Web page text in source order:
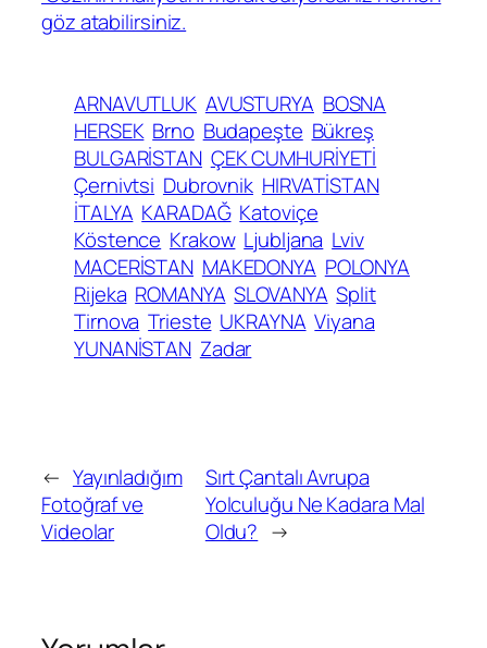
göz atabilirsiniz.
ARNAVUTLUK AVUSTURYA BOSNA
HERSEK Brno Budapeşte Bükreş
BULGARİSTAN ÇEK CUMHURİYETİ
Çernivtsi Dubrovnik HIRVATİSTAN
İTALYA KARADAĞ Katoviçe
Köstence Krakow Ljubljana Lviv
MACERİSTAN MAKEDONYA POLONYA
Rijeka ROMANYA SLOVANYA Split
Tirnova Trieste UKRAYNA Viyana
YUNANİSTAN Zadar
← Yayınladığım
Fotoğraf ve
Videolar
Sırt Çantalı Avrupa
Yolculuğu Ne Kadara Mal
Oldu? →